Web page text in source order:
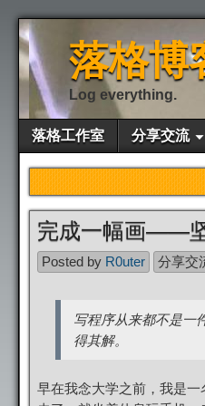
落格博
Log everything.
落格工作室 分享交流
完成一幅画——
Posted by R0uter 分享交
写程序从来都不是一
得其解。
早在我念大学之前，我是